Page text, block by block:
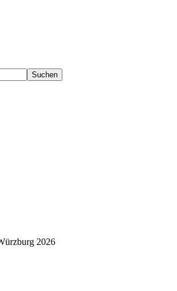
Suchen
2026